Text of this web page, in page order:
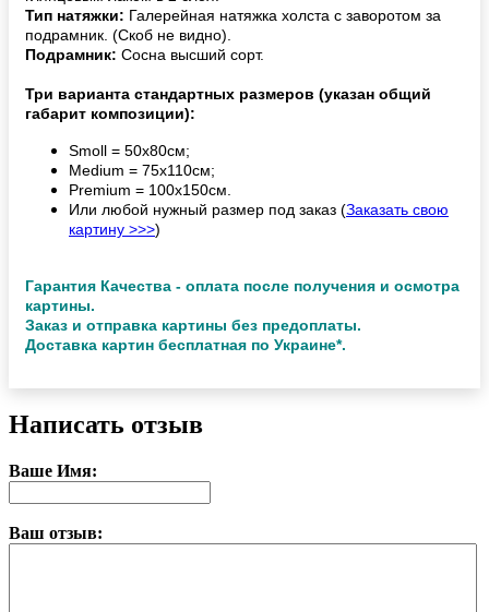
Тип натяжки: Галерейная натяжка холста с заворотом за
подрамник. (Скоб не видно).
Подрамник: Сосна высший сорт.
Три варианта стандартных размеров (указан общий
габарит композиции):
Smoll = 50х80см;
Medium = 75х110см;
Premium = 100х150см.
Или любой нужный размер под заказ (Заказать свою
картину >>>)
Гарантия Качества - оплата после получения и осмотра
картины.
Заказ и отправка картины без предоплаты.
Доставка картин бесплатная по Украине*.
Написать отзыв
Ваше Имя:
Ваш отзыв: